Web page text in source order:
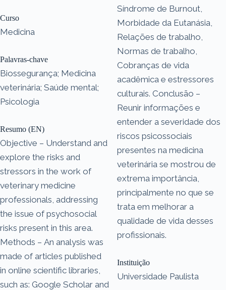
Curso
Medicina
Palavras-chave
Biossegurança; Medicina
veterinária; Saúde mental;
Psicologia
Resumo (EN)
Objective – Understand and
explore the risks and
stressors in the work of
veterinary medicine
professionals, addressing
the issue of psychosocial
risks present in this area.
Methods – An analysis was
made of articles published
in online scientific libraries,
such as: Google Scholar and
Síndrome de Burnout,
Morbidade da Eutanásia,
Relações de trabalho,
Normas de trabalho,
Cobranças de vida
acadêmica e estressores
culturais. Conclusão –
Reunir informações e
entender a severidade dos
riscos psicossociais
presentes na medicina
veterinária se mostrou de
extrema importância,
principalmente no que se
trata em melhorar a
qualidade de vida desses
profissionais.
Instituição
Universidade Paulista